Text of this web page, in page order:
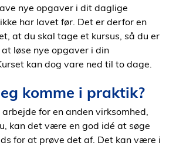
nye opgaver i dit daglige
har lavet før. Det er derfor en
at du skal tage et kursus, så du er
løse nye opgaver i din
kan dog vare ned til to dage.
komme i praktik?
for en anden virksomhed,
kan det være en god idé at søge
for at prøve det af. Det kan være i